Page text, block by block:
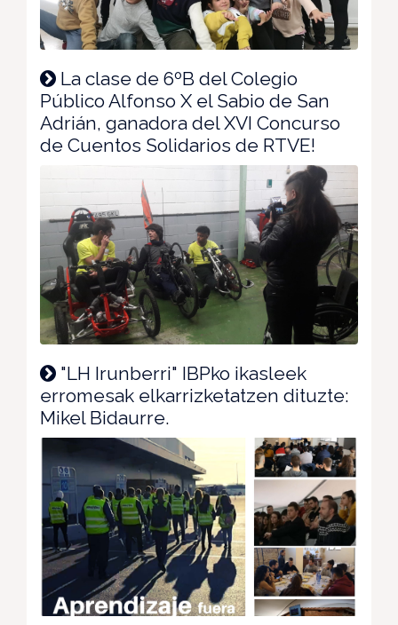
La clase de 6ºB del Colegio
Público Alfonso X el Sabio de San
Adrián, ganadora del XVI Concurso
de Cuentos Solidarios de RTVE!
"LH Irunberri" IBPko ikasleek
erromesak elkarrizketatzen dituzte:
Mikel Bidaurre.